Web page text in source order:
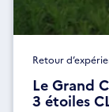
Retour
Le Grand
3 étoiles